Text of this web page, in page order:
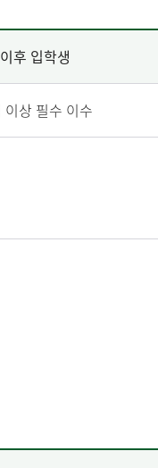
후 입학생
상 필수 이수